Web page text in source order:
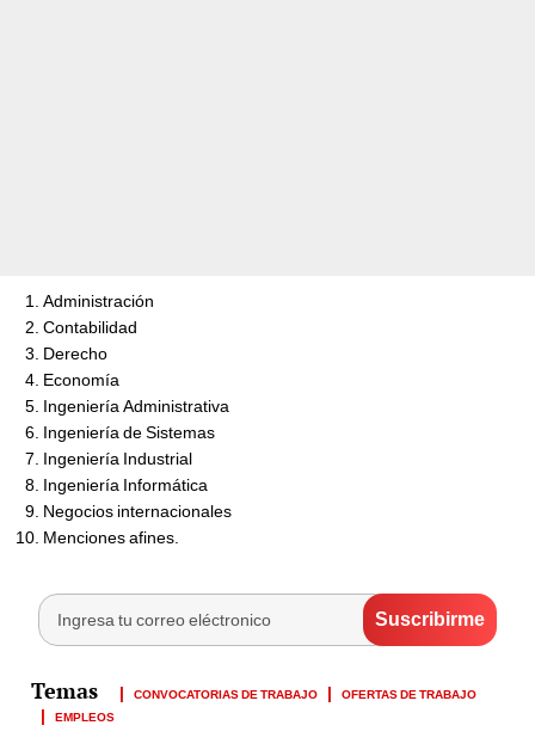
Administración
Contabilidad
Derecho
Economía
Ingeniería Administrativa
Ingeniería de Sistemas
Ingeniería Industrial
Ingeniería Informática
Negocios internacionales
Menciones afines.
CONVOCATORIAS DE TRABAJO
OFERTAS DE TRABAJO
EMPLEOS